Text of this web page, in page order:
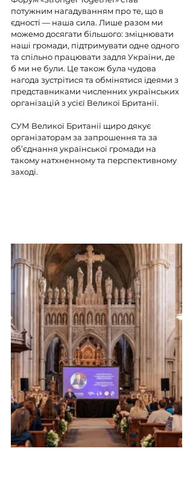
потужним нагадуванням про те, що в
єдності — наша сила. Лише разом ми
можемо досягати більшого: зміцнювати
наші громади, підтримувати одне одного
та спільно працювати задля України, де
б ми не були. Це також була чудова
нагода зустрітися та обмінятися ідеями з
представниками численних українських
організацій з усієї Великої Британії.
СУМ Великої Британії щиро дякує
організаторам за запрошення та за
об’єднання української громади на
такому натхненному та перспективному
заході.